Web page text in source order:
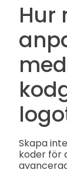
Hur
Skapa
koder för